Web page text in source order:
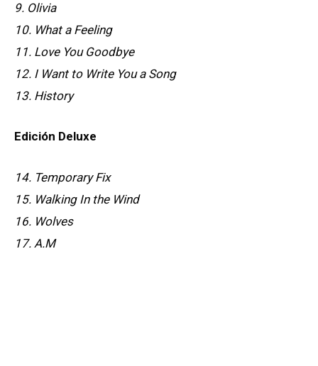
9. Olivia
10. What a Feeling
11. Love You Goodbye
12. I Want to Write You a Song
13. History
Edición Deluxe
14. Temporary Fix
15. Walking In the Wind
16. Wolves
17. A.M